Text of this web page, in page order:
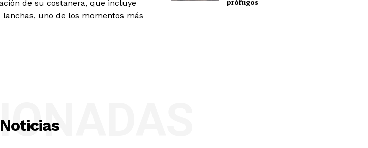
de su costanera, que incluye
uno de los momentos más
Noticias